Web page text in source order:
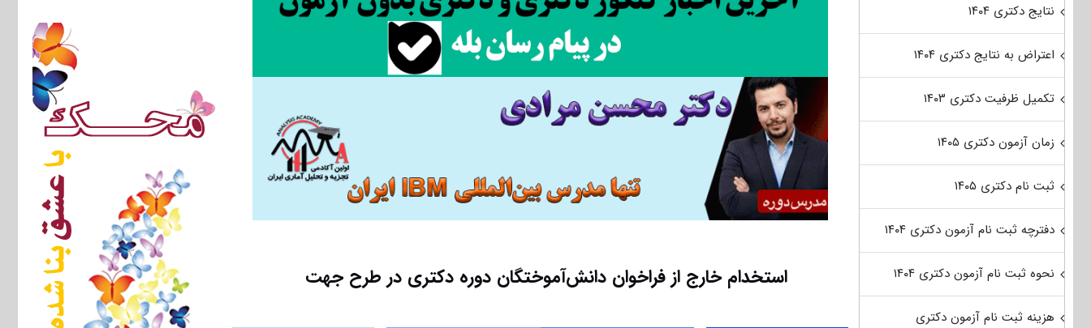
استخدام خارج از فراخوان دانش‌آموختگان دوره دکتری در طرح جهت
نتایج دکتری ۱۴۰۴
اعتراض به نتایج دکتری ۱۴۰۴
تکمیل ظرفیت دکتری ۱۴۰۳
زمان آزمون دکتری ۱۴۰۵
ثبت نام دکتری ۱۴۰۵
دفترچه ثبت نام آزمون دکتری ۱۴۰۴
نحوه ثبت نام آزمون دکتری ۱۴۰۴
هزینه ثبت نام آزمون دکتری